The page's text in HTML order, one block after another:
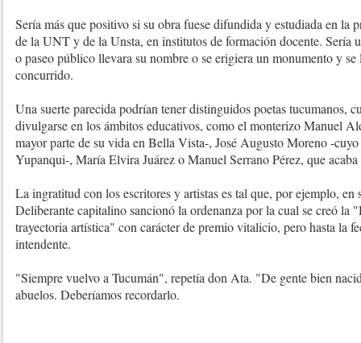
Sería más que positivo si su obra fuese difundida y estudiada en la
de la UNT y de la Unsta, en institutos de formación docente. Sería
o paseo público llevara su nombre o se erigiera un monumento y
concurrido.
Una suerte parecida podrían tener distinguidos poetas tucumanos,
divulgarse en los ámbitos educativos, como el monterizo Manuel
mayor parte de su vida en Bella Vista-, José Augusto Moreno -
Yupanqui-, María Elvira Juárez o Manuel Serrano Pérez, que
La ingratitud con los escritores y artistas es tal que, por ejemplo,
Deliberante capitalino sancionó la ordenanza por la cual se creó la
trayectoria artística" con carácter de premio vitalicio, pero hasta la
intendente.
"Siempre vuelvo a Tucumán", repetía don Ata. "De gente bien
abuelos. Deberíamos recordarlo.